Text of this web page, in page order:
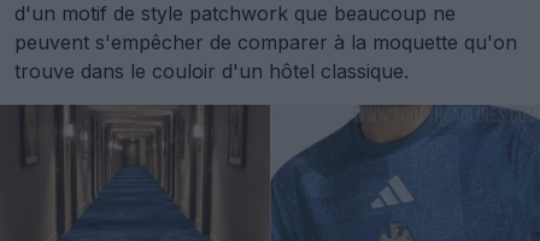
d'un motif de style patchwork que beaucoup ne
peuvent s'empêcher de comparer à la moquette qu'on
trouve dans le couloir d'un hôtel classique.